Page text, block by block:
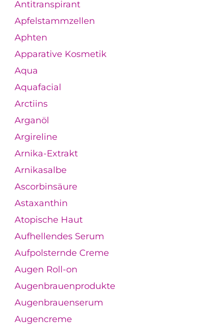
Antitranspirant
Apfelstammzellen
Aphten
Apparative Kosmetik
Aqua
Aquafacial
Arctiins
Arganöl
Argireline
Arnika-Extrakt
Arnikasalbe
Ascorbinsäure
Astaxanthin
Atopische Haut
Aufhellendes Serum
Aufpolsternde Creme
Augen Roll-on
Augenbrauenprodukte
Augenbrauenserum
Augencreme